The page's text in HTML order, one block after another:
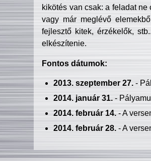
kikötés van csak: a feladat
vagy már meglévő
fejlesztő kitek, érzékelők,
elkészítenie.
Fontos dátumok:
2013. szeptember 27.-
2014. január 31.-
2014. február 14.- A
2014. február 28.- A